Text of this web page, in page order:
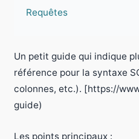
Requêtes
Un petit guide qui indique
référence pour la syntaxe
colonnes, etc.). [https://
guide)
Les points principaux :